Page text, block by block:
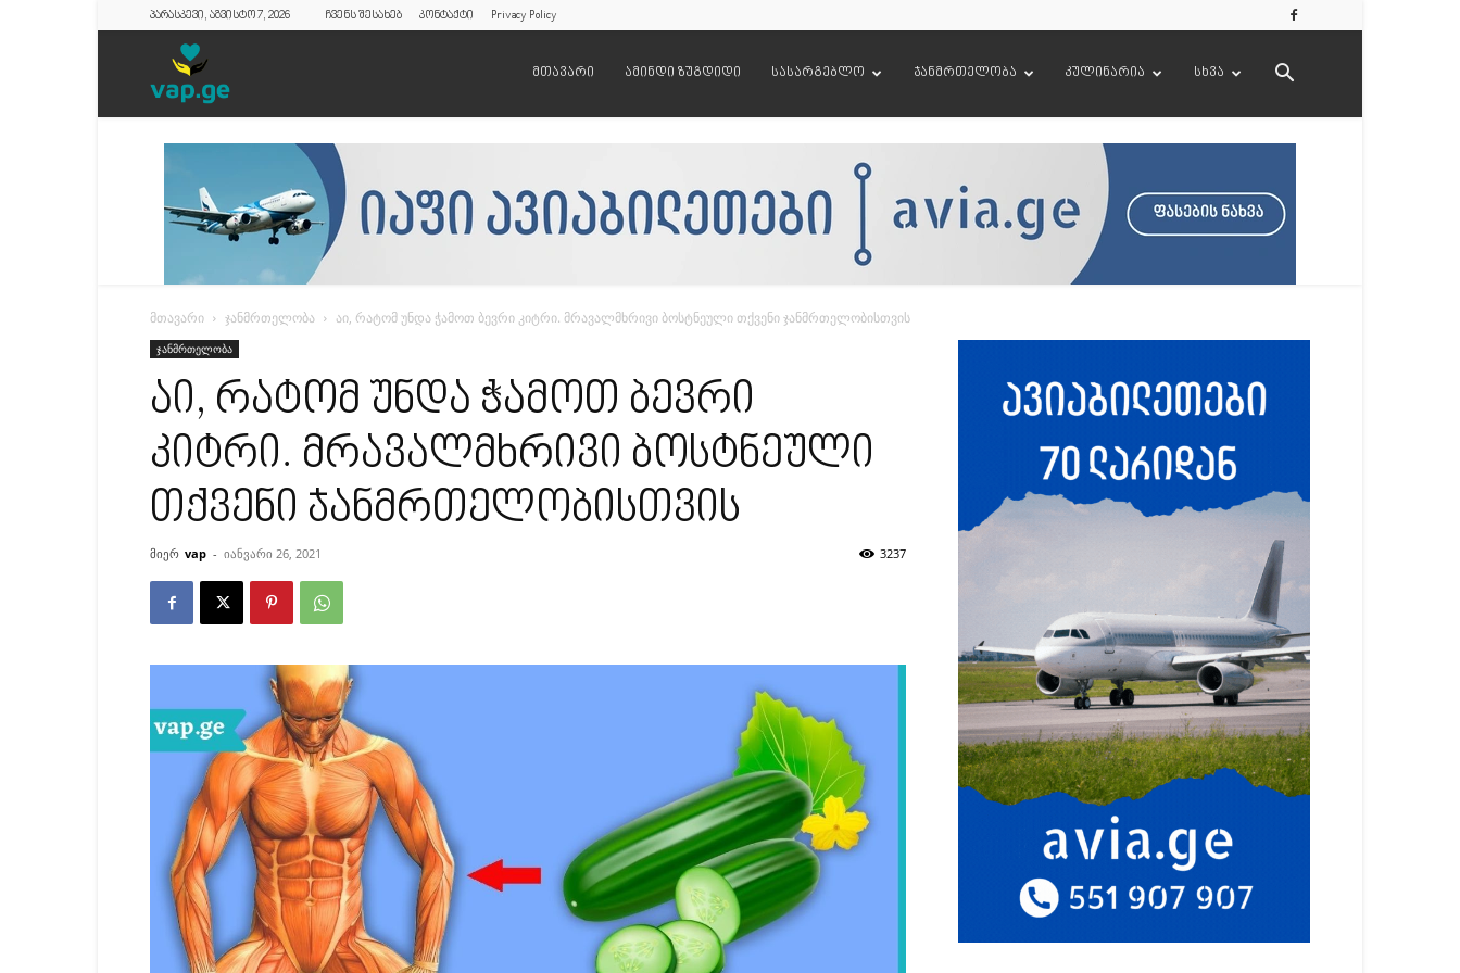
პარასკევი, აგვისტო 7, 2026 ჩვენს შესახებ კონტაქტი Privacy Policy
მთავარი ამინდი ზუგდიდი სასარგებლო ჯანმრთელობა კულინარია სხვა
მთავარი ჯანმრთელობა აი, რატომ უნდა ჭამოთ ბევრი კიტრი. მრავალმხრივი ბოსტნეული თქვენი ჯანმრთელობისთვის
ჯანმრთელობა
აი, რატომ უნდა ჭამოთ ბევრი
კიტრი. მრავალმხრივი ბოსტნეული
თქვენი ჯანმრთელობისთვის
მიერ vap - იანვარი 26, 2021 3237